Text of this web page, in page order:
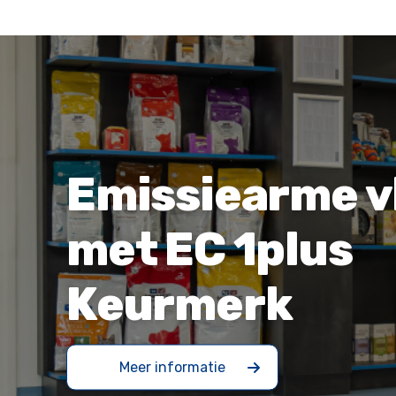
Emissiearme
met EC 1plus
Keurmerk
Meer informatie